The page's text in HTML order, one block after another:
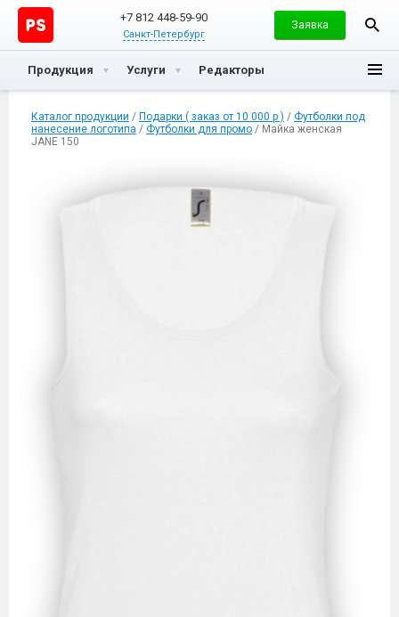
+7 812 448-59-90
Санкт-Петербург
Заявка
Продукция Услуги Редакторы
Каталог продукции / Подарки ( заказ от 10 000 р ) / Футболки под
нанесение логотипа / Футболки для промо / Майка женская
JANE 150